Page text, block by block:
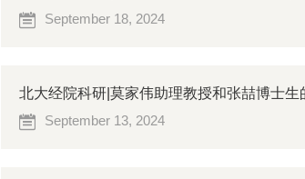
September 18, 2024
北大经院科研|莫家伟助理教授和张喆博士
September 13, 2024